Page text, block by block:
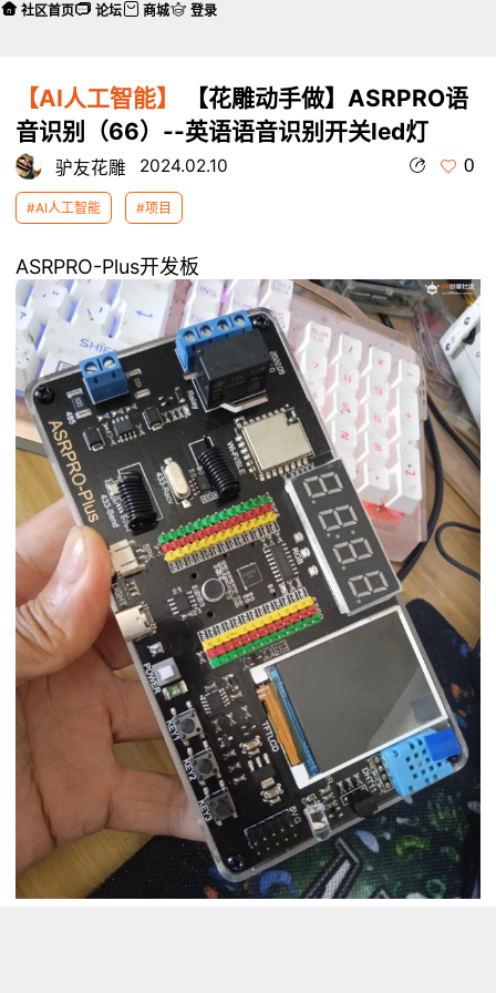
【AI人工智能】
【花雕动手做】ASRPRO语
音识别（66）--英语语音识别开关led灯
驴友花雕 2024.02.10 0
#AI人工智能 #项目
ASRPRO-Plus开发板
社区首页 论坛 商城 登录